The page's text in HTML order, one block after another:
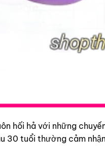
hối hả với những
30 tuổi thường cảm